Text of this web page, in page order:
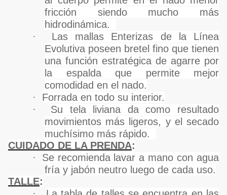
fricción siendo mucho más
hidrodinámica.
·
Las mallas Enterizas de la Línea
Evolutiva poseen bretel fino que tienen
una función estratégica de agarre por
la espalda que permite mejor
comodidad en el nado.
·
Forrada en todo su interior.
·
Su tela liviana da como resultado
movimientos más ligeros, y el secado
muchísimo más rápido.
CUIDADO DE LA PRENDA:
·
Se recomienda lavar a mano con agua
fría y jabón neutro luego de cada uso.
TALLE: